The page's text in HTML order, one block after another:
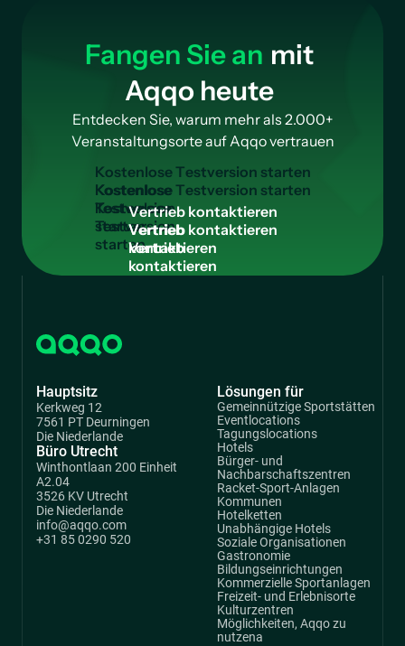
Fangen Sie an mit
Aqqo heute
Entdecken Sie, warum mehr als 2.000+
Veranstaltungsorte auf Aqqo vertrauen
KostenloseTestversion starten
Kostenlose
Testversion
starten
Vertrieb kontaktieren
Vertrieb
kontaktieren
Hauptsitz
Kerkweg 12
7561 PT Deurningen
Die Niederlande
Büro Utrecht
Winthontlaan 200 Einheit
A2.04
3526 KV Utrecht
Die Niederlande
info@aqqo.com
+31 85 0290 520
Lösungen für
Gemeinnützige Sportstätten
Eventlocations
Tagungslocations
Hotels
Bürger- und
Nachbarschaftszentren
Racket-Sport-Anlagen
Kommunen
Hotelketten
Unabhängige Hotels
Soziale Organisationen
Gastronomie
Bildungseinrichtungen
Kommerzielle Sportanlagen
Freizeit- und Erlebnisorte
Kulturzentren
Möglichkeiten, Aqqo zu
nutzena